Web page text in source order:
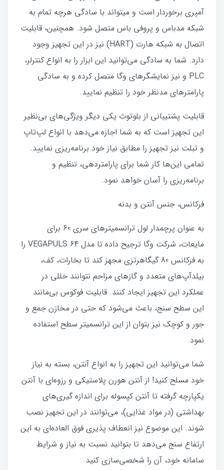
آمپری برخوردار است و میتواند با سادگی هرچه تمام به
شبکه مدباس و پروفی باس متصل شود. همچنین، قابلیت
اتصال به شبکه هارت (HART) نیز در این تجهیز وجود
دارد. شما به سادگی می‌توانید این ابزار را به انواع کنترلر،
PLC و نیز نمایشگرهای وگا متصل کرده و به سادگی
پارامترهای مدنظر خود را تنظیم نمایید.
قابلیت پشتیبانی از بلوتوث یکی دیگر ویژگی‌های بی‌نظیر
این تجهیز است که به شما اجازه می‌دهد با انواع لپ‌تاپ
و تبلت نیز تجهیز را مطابق نیاز خود برنامه‌ریزی نمایید.
تمامی این‌ها کار شما برای پارامتردهی، تنظیم و
برنامه‌ریزی را آسان خواهد نمود.
فرکانس، جنس آنتن و بدنه
به عنوان پرچمدار لول ترانسمیترهای سری 60 برای
مایعات، شرکت وگا ترجیح داده تا مدل VEGAPULS 64 را
به فرکانس 80 گیگاهرتزی مجهز کند تا بخارات، کف،
بیلدآپ‌های متعدد و گازهای مزاحم نتوانند خللی در
عملکرد این تجهیز ایجاد کنند. قابلیت فوکوس بی‌مانند
این سطح سنج، باعث می‌شود که حتی در مخازن جمع و
جور و کوچک نیز بتوان از این ترانسمیتر سطح استفاده
نمود.
شما می‌توانید این تجهیز را به انواع آنتن، بسته به نیاز
خود مسلح کنید! از آنتن هورن پلاستیکی و رزوه‌ای با آنتن
یکپارچه گرفته تا آنتن کپسوله برای اندازه گیری‌های
بهداشتی (در مواد غذایی)، می‌توانند در این تجهیز نصب
شوند. این موضوع نیز انعطاف پذیری فوق العاده‌ای به این
ارتفاع سنج می‌دهد تا بتوانید نسبت به نیاز و شرایط
سامانه خود، آن را شخصی‌سازی کنید.